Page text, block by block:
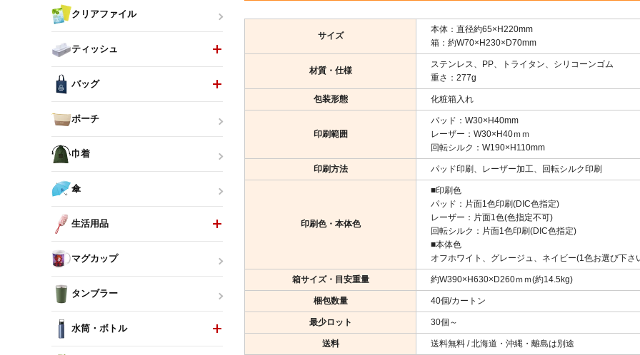
サイズ
本体：直径約65×H220mm
箱：約W70×H230×D70mm
材質・仕様
ステンレス、PP、トライタン、シリコーンゴム
重さ：277g
包装形態 化粧箱入れ
印刷範囲
パッド：W30×H40mm
レーザー：W30×H40ｍｍ
回転シルク：W190×H110mm
印刷方法 パッド印刷、レーザー加工、回転シルク印刷
印刷色・本体色
■印刷色
パッド：片面1色印刷(DIC色指定)
レーザー：片面1色(色指定不可)
回転シルク：片面1色印刷(DIC色指定)
■本体色
オフホワイト、グレージュ、ネイビー(1色お選び下さ
箱サイズ・目安重量 約W390×H630×D260ｍｍ(約14.5kg)
梱包数量 40個/カートン
最少ロット 30個～
送料
送料無料 / 北海道・沖縄・離島は別途
クリアファイル
ティッシュ
バッグ
ポーチ
巾着
傘
生活用品
マグカップ
タンブラー
水筒・ボトル